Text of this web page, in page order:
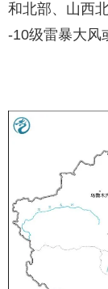
和北部、山西
-10级雷暴大风